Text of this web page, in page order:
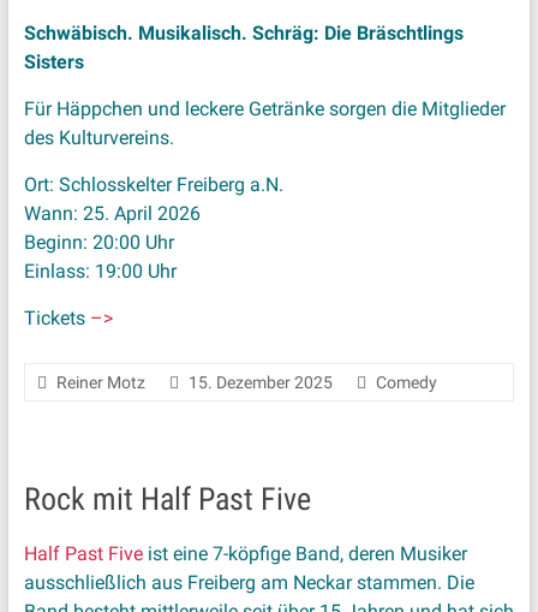
Schwäbisch. Musikalisch. Schräg: Die Bräschtlings
Sisters
Für Häppchen und leckere Getränke sorgen die Mitglieder
des Kulturvereins.
Ort: Schlosskelter Freiberg a.N.
Wann: 25. April 2026
Beginn: 20:00 Uhr
Einlass: 19:00 Uhr
Tickets –>
Reiner Motz 15. Dezember 2025 Comedy
Rock mit Half Past Five
Half Past Fiveist eine 7-köpfige Band, deren Musiker
ausschließlich aus Freiberg am Neckar stammen. Die